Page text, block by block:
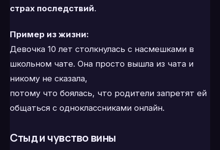
страх последствий.
Пример из жизни:
Девочка 10 лет столкнулась с насмешками в
школьном чате. Она просто вышла из чата и
никому не сказала,
потому что боялась, что родители запретят ей
общаться с одноклассниками онлайн.
Стыд и чувство вины